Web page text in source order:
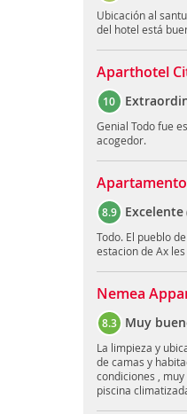
Ubicación al
del hotel está
Aparthotel
10
Genial Todo fue
acogedor.
8.9 Excelente
Todo. El pueblo
estacion de Ax
Nemea
8.3 Muy
La limpieza y
de camas y
condiciones ,
piscina